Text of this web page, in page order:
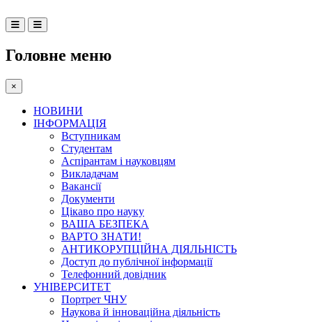
Головне меню
×
НОВИНИ
ІНФОРМАЦІЯ
Вступникам
Студентам
Аспірантам і науковцям
Викладачам
Вакансії
Документи
Цікаво про науку
ВАША БЕЗПЕКА
ВАРТО ЗНАТИ!
АНТИКОРУПЦІЙНА ДІЯЛЬНІСТЬ
Доступ до публічної інформації
Телефонний довідник
УНІВЕРСИТЕТ
Портрет ЧНУ
Наукова й інноваційна діяльність